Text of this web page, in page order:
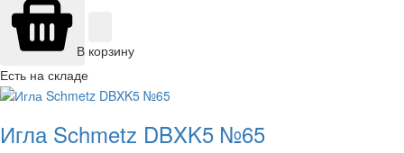
В корзину
Есть на складе
Игла Schmetz DBXK5 №65